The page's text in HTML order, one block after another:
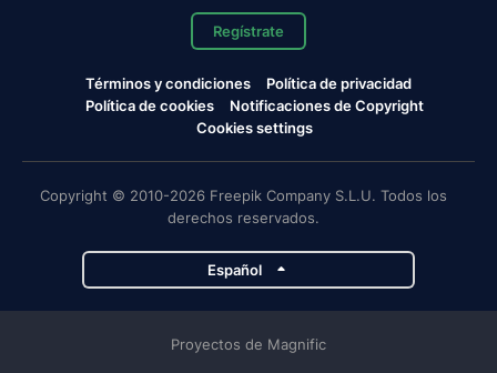
Regístrate
Términos y condiciones
Política de privacidad
Política de cookies
Notificaciones de Copyright
Cookies settings
Copyright © 2010-2026 Freepik Company S.L.U. Todos los
derechos reservados.
Español
Proyectos de Magnific